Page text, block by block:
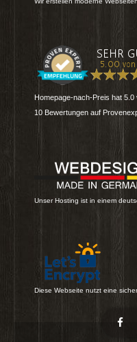
Homepage-nach-Preis hat 5.0
10 Bewertungen auf
Unser Hosting ist in einem
Diese Webseite nutzt eine